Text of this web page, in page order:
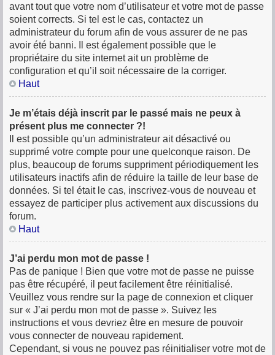
avant tout que votre nom d’utilisateur et votre mot de passe
soient corrects. Si tel est le cas, contactez un
administrateur du forum afin de vous assurer de ne pas
avoir été banni. Il est également possible que le
propriétaire du site internet ait un problème de
configuration et qu’il soit nécessaire de la corriger.
Haut
Je m’étais déjà inscrit par le passé mais ne peux à
présent plus me connecter ?!
Il est possible qu’un administrateur ait désactivé ou
supprimé votre compte pour une quelconque raison. De
plus, beaucoup de forums suppriment périodiquement les
utilisateurs inactifs afin de réduire la taille de leur base de
données. Si tel était le cas, inscrivez-vous de nouveau et
essayez de participer plus activement aux discussions du
forum.
Haut
J’ai perdu mon mot de passe !
Pas de panique ! Bien que votre mot de passe ne puisse
pas être récupéré, il peut facilement être réinitialisé.
Veuillez vous rendre sur la page de connexion et cliquer
sur « J’ai perdu mon mot de passe ». Suivez les
instructions et vous devriez être en mesure de pouvoir
vous connecter de nouveau rapidement.
Cependant, si vous ne pouvez pas réinitialiser votre mot de